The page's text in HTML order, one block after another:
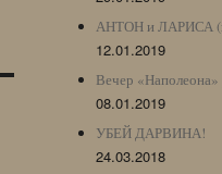
АНТОН и ЛАРИСА
12.01.2019
Вечер
08.01.2019
УБЕЙ ДАРВИНА!
24.03.2018